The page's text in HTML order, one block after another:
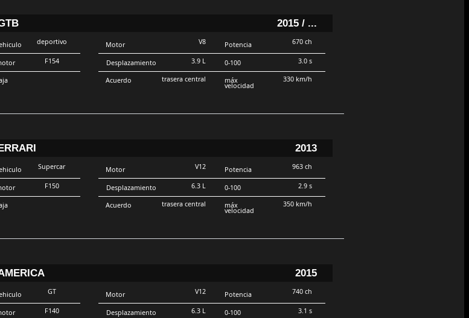
2015 / ...
deportivo
F154
Motor
Desplazamiento
Acuerdo
V8
3.9 L
trasera central
Potencia
0-100
máx
velocidad
670 ch
3.0 s
330 km/h
2013
Supercar
F150
Motor
Desplazamiento
Acuerdo
V12
6.3 L
trasera central
Potencia
0-100
máx
velocidad
963 ch
2.9 s
350 km/h
2015
GT
F140
Motor
Desplazamiento
V12
6.3 L
Potencia
0-100
740 ch
3.1 s